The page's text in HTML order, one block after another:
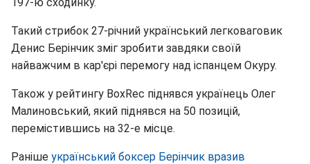
Такий стрибок 27-річний український легковаговик
Денис Берінчик зміг зробити завдяки своїй
найважчим в кар'єрі перемогу над іспанцем Окуру.
Також у рейтингу BoxRec піднявся українець Олег
Малиновський, який піднявся на 50 позицій,
перемістившись на 32-е місце.
Раніше український боксер Берінчик вразив